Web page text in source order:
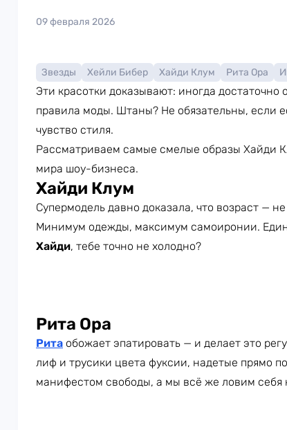
09 февраля 2026
Звезды Хейли Бибер Хайди Клум Рита Ора
Эти красотки доказывают: иногда достаточно
правила моды. Штаны? Не обязательны, если
чувство стиля.
Рассматриваем самые смелые образы Хайди
мира шоу-бизнеса.
Хайди Клум
Супермодель давно доказала, что возраст —
Минимум одежды, максимум самоиронии.
Хайди, тебе точно не холодно?
Рита Ора
Рита обожает эпатировать — и делает это
лиф и трусики цвета фуксии, надетые прямо
манифестом свободы, а мы всё же ловим